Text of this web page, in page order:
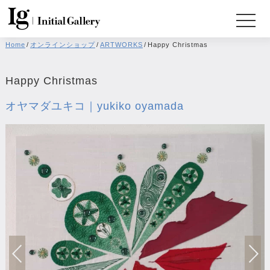
Home / オンラインショップ/ ARTWORKS / Happy Christmas
Happy Christmas
オヤマダユキコ｜yukiko oyamada